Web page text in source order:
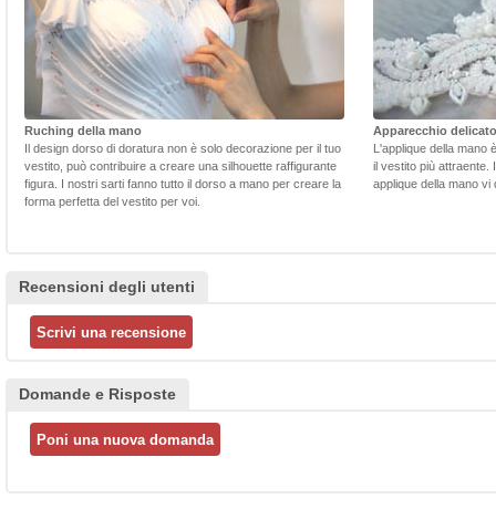
Ruching della mano
Il design dorso di doratura non è solo decorazione per il tuo
vestito, può contribuire a creare una silhouette raffigurante
figura. I nostri sarti fanno tutto il dorso a mano per creare la
forma perfetta del vestito per voi.
Apparecchio delicato
L'applique della
il vestito più attraente.
applique della mano
Recensioni degli utenti
Domande e Risposte